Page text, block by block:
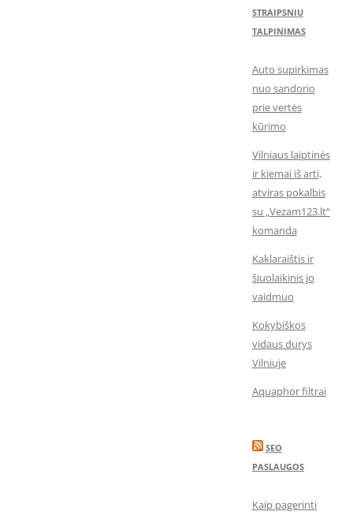
STRAIPSNIU
TALPINIMAS
Auto supirkimas
nuo sandorio
prie vertės
kūrimo
Vilniaus laiptinės
ir kiemai iš arti,
atviras pokalbis
su „Vezam123.lt“
komanda
Kaklaraištis ir
šiuolaikinis jo
vaidmuo
Kokybiškos
vidaus durys
Vilniuje
Aquaphor filtrai
SEO
PASLAUGOS
Kaip pagerinti